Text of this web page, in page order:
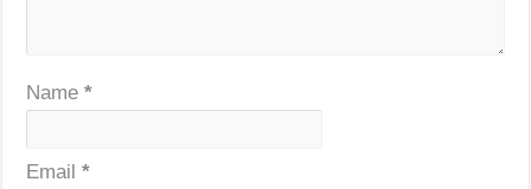
Name*
Email*